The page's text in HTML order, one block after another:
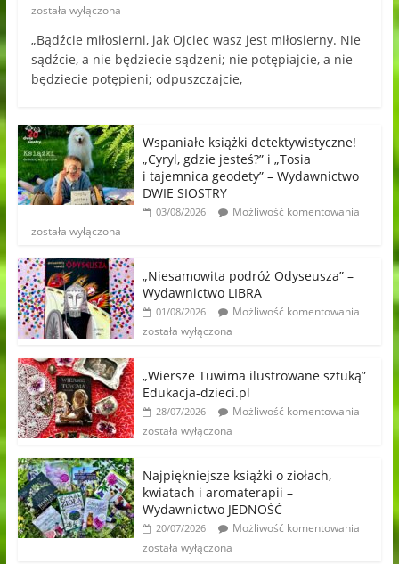
została wyłączona
„Bądźcie miłosierni, jak Ojciec wasz jest miłosierny. Nie
sądźcie, a nie będziecie sądzeni; nie potępiajcie, a nie
będziecie potępieni; odpuszczajcie,
Wspaniałe książki detektywistyczne!
„Cyryl, gdzie jesteś?” i „Tosia
i tajemnica geodety” – Wydawnictwo
DWIE SIOSTRY
03/08/2026
Możliwość komentowania
została wyłączona
„Niesamowita podróż Odyseusza” –
Wydawnictwo LIBRA
01/08/2026
Możliwość komentowania
została wyłączona
„Wiersze Tuwima ilustrowane sztuką”
Edukacja-dzieci.pl
28/07/2026
Możliwość komentowania
została wyłączona
Najpiękniejsze książki o ziołach,
kwiatach i aromaterapii –
Wydawnictwo JEDNOŚĆ
20/07/2026
Możliwość komentowania
została wyłączona